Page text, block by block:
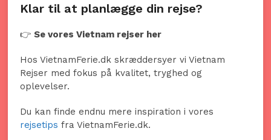
Klar til at planlægge din rejse?
👉Se vores Vietnam rejser her
Hos VietnamFerie.dk skræddersyer vi Vietnam
Rejser med fokus på kvalitet, tryghed og
oplevelser.
Du kan finde endnu mere inspiration i vores
rejsetips fra VietnamFerie.dk.